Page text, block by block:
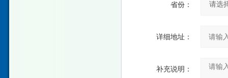
省份：
详细地址：
补充说明：